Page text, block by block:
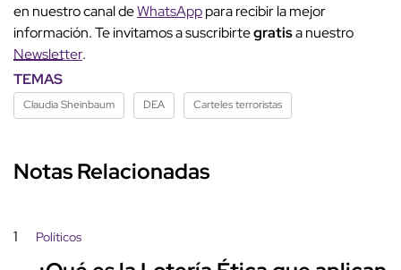
en nuestro canal deWhatsApppara recibir la mejor
información. Te invitamos a suscribirtegratisa nuestro
Newsletter.
TEMAS
Claudia Sheinbaum DEA Carteles terroristas
Notas Relacionadas
1 Políticos